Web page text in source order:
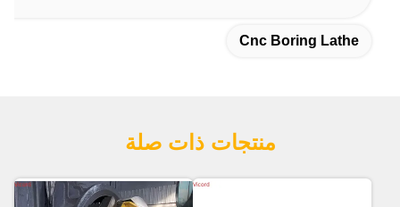
Cnc Boring Lathe
منتجات ذات صلة